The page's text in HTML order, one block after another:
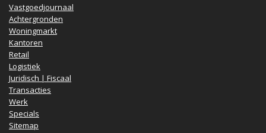
Vastgoedjournaal
Achtergronden
Woningmarkt
Kantoren
Retail
Logistiek
Juridisch | Fiscaal
Transacties
Werk
Specials
Sitemap